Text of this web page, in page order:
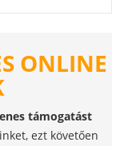
ONLINE
támogatást
ezt követően